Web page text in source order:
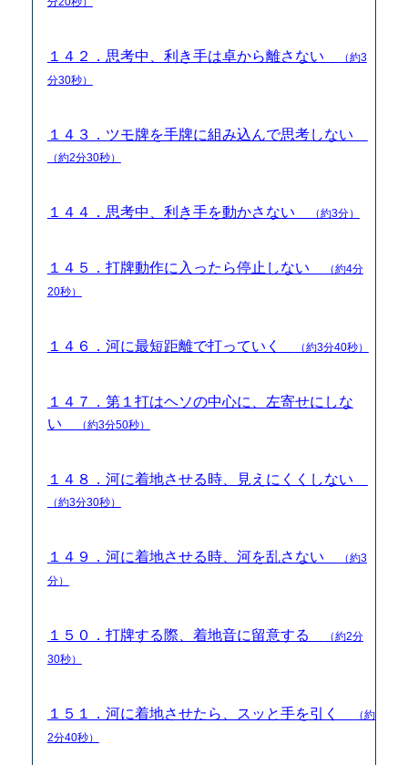
１４２．思考中、利き手は卓から離さない
（約3
分30秒）
１４３．ツモ牌を手牌に組み込んで思考しない
（約2分30秒）
１４４．思考中、利き手を動かさない （約3分）
１４５．打牌動作に入ったら停止しない
（約4分
20秒）
１４６．河に最短距離で打っていく （約3分40秒）
１４７．第１打はヘソの中心に、左寄せにしな
い
（約3分50秒）
１４８．河に着地させる時、見えにくくしない
（約3分30秒）
１４９．河に着地させる時、河を乱さない
（約3
分）
１５０．打牌する際、着地音に留意する
（約2分
30秒）
１５１．河に着地させたら、スッと手を引く
（約
2分40秒）